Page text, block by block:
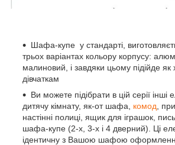
Шафа-купе у стандарті,
трьох варіантах кольору корпусу:
малиновий, і завдяки цьому підійде як
дівчаткам
Ви можете підібрати в цій серії інші
дитячу кімнату, як-от шафа, комод ,
настінні полиці, ящик для іграшок,
шафа-купе (2-х, 3-х і 4 дверний). Ці
ідентичну з Вашою шафою